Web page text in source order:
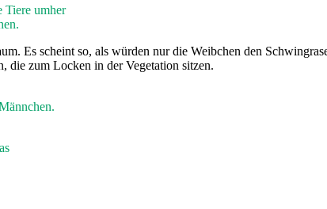
Tiere umher
Es scheint so, als würden nur die Weibchen den
die zum Locken in der Vegetation sitzen.